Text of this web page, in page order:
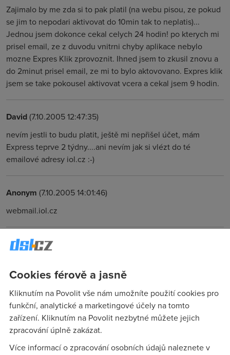
Zajimalo by me zda si to pak platil (na webu pisou, ze pokud
se jim to nepodari aktivovat do 10min tak to neplatis)...
Jednou jsem dokonce cekal celych 24 hodin! po kterych mi
prisel email, ze z duvodu vnitrni chyby aplikace nebylo
mozne Expres Klik zprovoznit. Ihned jsem to zkusil znovu a
do 2minut prisel email, ze mi to bylo aktovovano. Expres klik
jsem se take pokousel aktivovat vcera a cekal jsem 9 hodin.
David(7.10.2005 12:47:35)
nevím jestli to budu platit, ještě mi nepřišel účet, mám
Express teprve 2 týdny....ani nevím jak si vlézt do té
emailové adresy iol.cz :-)
Anonym (7.10.2005 14:01:46)
webmail.iol.cz
David(7.10.2005 15:26:15)
hlásí neplatné údaje...je tam jiný login než při vytáčení
Anonym(7.10.2005 16:36:47)
jo tam je heslo na mail coz je prvotne nastaveny jako
referencni cislo
Cookies férově a jasně
Kliknutím na Povolit vše nám umožníte použití cookies pro
funkční, analytické a marketingové účely na tomto
zařízení. Kliknutím na Povolit nezbytné můžete jejich
zpracování úplně zakázat.
Více informací o zpracování osobních údajů naleznete v